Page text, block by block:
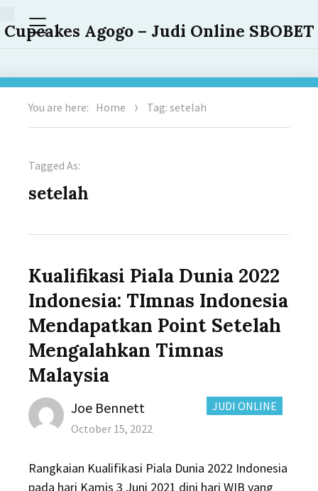
Cupcakes Agogo – Judi Online SBOBET
Menu
You are here: Home Tag: setelah
Tagged As:
setelah
Kualifikasi Piala Dunia 2022
Indonesia: TImnas Indonesia
Mendapatkan Point Setelah
Mengalahkan Timnas
Malaysia
CATEGORIES:
JUDI ONLINE
Author
Joe Bennett
Posted
October 15, 2022
Rangkaian Kualifikasi Piala Dunia 2022 Indonesia
pada hari Kamis 3 Juni 2021 dini hari WIB yang